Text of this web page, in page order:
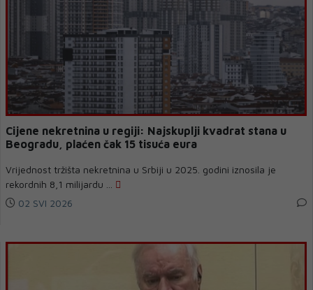
Cijene nekretnina u regiji: Najskuplji kvadrat stana u
Beogradu, plaćen čak 15 tisuća eura
Vrijednost tržišta nekretnina u Srbiji u 2025. godini iznosila je
rekordnih 8,1 milijardu ...
02 SVI 2026